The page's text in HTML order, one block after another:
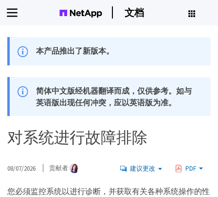
文档
本产品推出了新版本。
简体中文版经机器翻译而成，仅供参考。如与
英语版出现任何冲突，应以英语版为准。
对系统进行故障排除
08/07/2026 贡献者 建议更改 PDF
您必须监控系统以进行诊断，并获取有关各种系统操作的性